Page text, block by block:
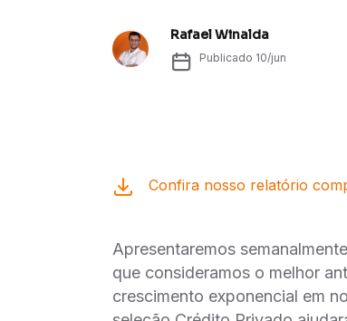
Rafael Winalda
Publicado 10/jun
Confira nosso relatório
Apresentaremos
que consideramos o melhor
crescimento exponencial em